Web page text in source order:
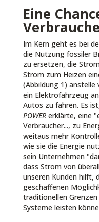
Eine
Im Kern geht es bei
die Nutzung fossiler
zu ersetzen, die
Strom zum Heizen
(Abbildung 1) anstelle
ein Elektrofahrzeug
Autos zu fahren. Es
POWERerklärte, eine
Verbraucher..., zu
weitaus mehr
wie sie die Energie
sein Unternehmen
dass Strom von
unseren Kunden hilft,
geschaffenen
traditionellen
Systeme leisten